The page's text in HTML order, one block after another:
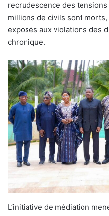
recrudescence des
millions de civils sont morts,
exposés aux violations des
chronique.
L’initiative de médiation